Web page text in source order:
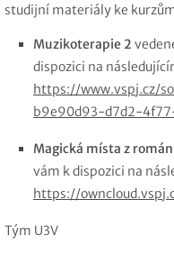
studijní materiály ke
Muzikoterapie 2
dispozici na
https://www.vspj.cz/
b9e90d93-d7d2-
Magická místa z
vám k dispozici na
https://
Tým U3V